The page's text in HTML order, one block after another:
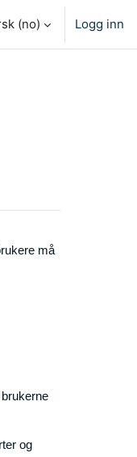
‎(no)‎ Logg inn
må
og